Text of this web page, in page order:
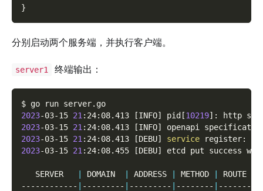
}
分别启动两个服务端，并执行客户端。
server1 终端输出：
$ go run server.go
2023-03-15 21 :24:08.413 [INFO] pid [10219] : http
2023-03-15 21 :24:08.413 [INFO]
openapi
2023-03-15 21 :24:08.413 [DEBU] service register:
2023-03-15 21 :24:08.455 [DEBU] etcd put success
   SERVER
DOMAIN ADDRESS METHOD ROUTE
------------
--------- --------- -------- -------